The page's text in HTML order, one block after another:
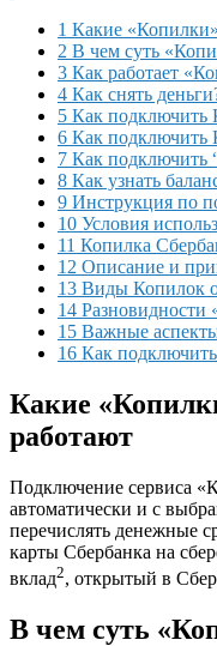
1 Какие
2 В чем суть
3 Как работает
4 Как снять
5 Как подключить
6 Как подключить
7 Как подключить
8 Как узнать
9 Инструкция по
10 Условия
11 Копилка
12 Описание и
13 Виды Копилок
14 Разновидности
15 Важные
16 Как
Какие
работают
Подключение сервиса
автоматически и с
перечислять денежные
карты Сбербанка на
вклад2, открытый в
В чем суть